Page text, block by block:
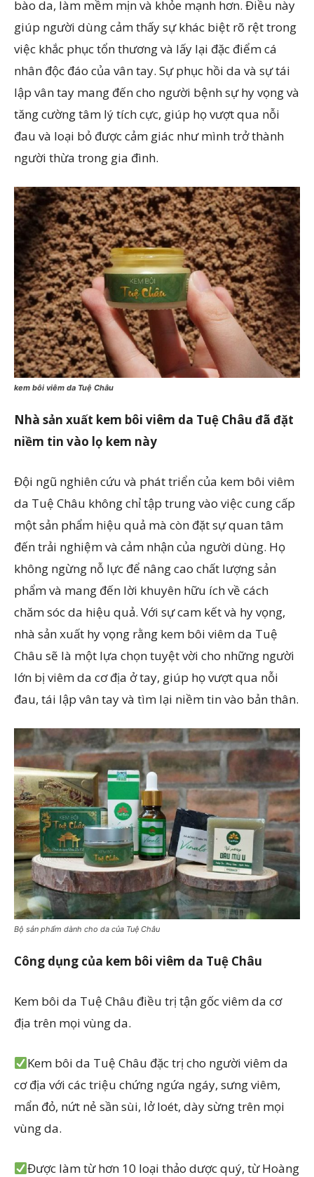
bào da, làm mềm mịn và khỏe mạnh hơn. Điều này
giúp người dùng cảm thấy sự khác biệt rõ rệt trong
việc khắc phục tổn thương và lấy lại đặc điểm cá
nhân độc đáo của vân tay. Sự phục hồi da và sự tái
lập vân tay mang đến cho người bệnh sự hy vọng và
tăng cường tâm lý tích cực, giúp họ vượt qua nỗi
đau và loại bỏ được cảm giác như mình trở thành
người thừa trong gia đình.
kem bôi viêm da Tuệ Châu
Nhà sản xuất kem bôi viêm da Tuệ Châu đã đặt
niềm tin vào lọ kem này
Đội ngũ nghiên cứu và phát triển của kem bôi viêm
da Tuệ Châu không chỉ tập trung vào việc cung cấp
một sản phẩm hiệu quả mà còn đặt sự quan tâm
đến trải nghiệm và cảm nhận của người dùng. Họ
không ngừng nỗ lực để nâng cao chất lượng sản
phẩm và mang đến lời khuyên hữu ích về cách
chăm sóc da hiệu quả. Với sự cam kết và hy vọng,
nhà sản xuất hy vọng rằng kem bôi viêm da Tuệ
Châu sẽ là một lựa chọn tuyệt vời cho những người
lớn bị viêm da cơ địa ở tay, giúp họ vượt qua nỗi
đau, tái lập vân tay và tìm lại niềm tin vào bản thân.
Bộ sản phẩm dành cho da của Tuệ Châu
Công dụng của kem bôi viêm da Tuệ Châu
Kem bôi da Tuệ Châu điều trị tận gốc viêm da cơ
địa trên mọi vùng da.
Kem bôi da Tuệ Châu đặc trị cho người viêm da
cơ địa với các triệu chứng ngứa ngáy, sưng viêm,
mẩn đỏ, nứt nẻ sần sùi, lở loét, dày sừng trên mọi
vùng da.
Được làm từ hơn 10 loại thảo dược quý, từ Hoàng